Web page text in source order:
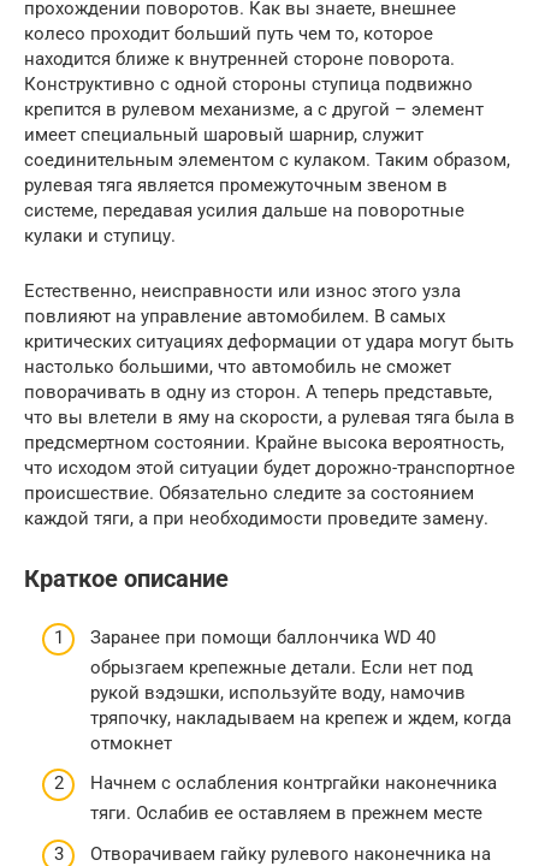
прохождении поворотов. Как вы знаете, внешнее
колесо проходит больший путь чем то, которое
находится ближе к внутренней стороне поворота.
Конструктивно с одной стороны ступица подвижно
крепится в рулевом механизме, а с другой – элемент
имеет специальный шаровый шарнир, служит
соединительным элементом с кулаком. Таким образом,
рулевая тяга является промежуточным звеном в
системе, передавая усилия дальше на поворотные
кулаки и ступицу.
Естественно, неисправности или износ этого узла
повлияют на управление автомобилем. В самых
критических ситуациях деформации от удара могут быть
настолько большими, что автомобиль не сможет
поворачивать в одну из сторон. А теперь представьте,
что вы влетели в яму на скорости, а рулевая тяга была в
предсмертном состоянии. Крайне высока вероятность,
что исходом этой ситуации будет дорожно-транспортное
происшествие. Обязательно следите за состоянием
каждой тяги, а при необходимости проведите замену.
Краткое описание
Заранее при помощи баллончика WD 40
обрызгаем крепежные детали. Если нет под
рукой вэдэшки, используйте воду, намочив
тряпочку, накладываем на крепеж и ждем, когда
отмокнет
Начнем с ослабления контргайки наконечника
тяги. Ослабив ее оставляем в прежнем месте
Отворачиваем гайку рулевого наконечника на